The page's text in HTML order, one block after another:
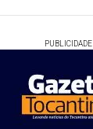
PUBLICIDADE